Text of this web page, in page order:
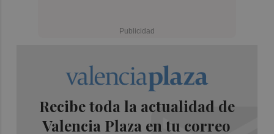
Recibe toda la actualidad de
Valencia Plaza en tu correo